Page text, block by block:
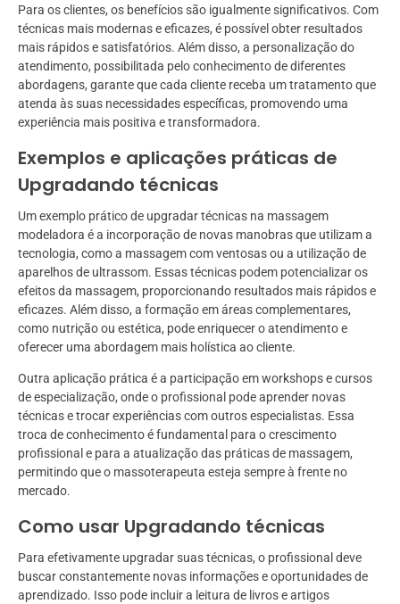
Para os clientes, os benefícios são igualmente significativos. Com
técnicas mais modernas e eficazes, é possível obter resultados
mais rápidos e satisfatórios. Além disso, a personalização do
atendimento, possibilitada pelo conhecimento de diferentes
abordagens, garante que cada cliente receba um tratamento que
atenda às suas necessidades específicas, promovendo uma
experiência mais positiva e transformadora.
Exemplos e aplicações práticas de
Upgradando técnicas
Um exemplo prático de upgradar técnicas na massagem
modeladora é a incorporação de novas manobras que utilizam a
tecnologia, como a massagem com ventosas ou a utilização de
aparelhos de ultrassom. Essas técnicas podem potencializar os
efeitos da massagem, proporcionando resultados mais rápidos e
eficazes. Além disso, a formação em áreas complementares,
como nutrição ou estética, pode enriquecer o atendimento e
oferecer uma abordagem mais holística ao cliente.
Outra aplicação prática é a participação em workshops e cursos
de especialização, onde o profissional pode aprender novas
técnicas e trocar experiências com outros especialistas. Essa
troca de conhecimento é fundamental para o crescimento
profissional e para a atualização das práticas de massagem,
permitindo que o massoterapeuta esteja sempre à frente no
mercado.
Como usar Upgradando técnicas
Para efetivamente upgradar suas técnicas, o profissional deve
buscar constantemente novas informações e oportunidades de
aprendizado. Isso pode incluir a leitura de livros e artigos